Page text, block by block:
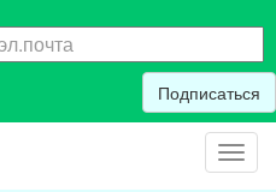
Подписаться